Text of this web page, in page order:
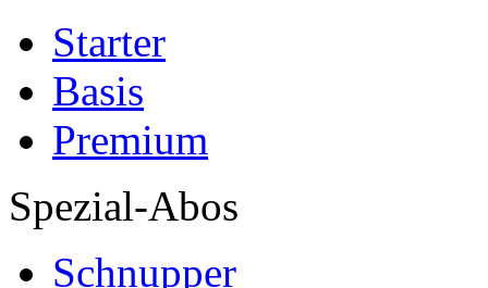
Starter
Basis
Premium
Spezial-Abos
Schnupper